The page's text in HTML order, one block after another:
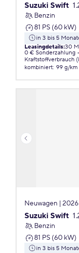
Suzuki Swift
Benzin
81 PS (60 kW)
in 3 bis 5
Leasingdetails:30
0 € Sonderzahlung
Kraftstoffverbrauch
kombiniert: 99 g/km
Neuwagen | 2026
Suzuki Swift
Benzin
81 PS (60 kW)
in 3 bis 5